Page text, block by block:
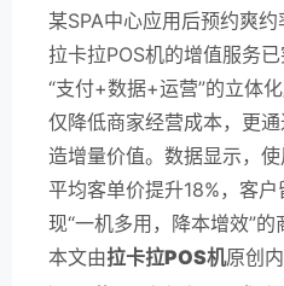
某SPA中心应用后预约爽约
拉卡拉POS机的增值服务
“支付+数据+运营”的立体
仅降低商家经营成本，更
造增量价值。数据显示，使
平均客单价提升18%，客
现“一机多用，降本增效”的
本文由拉卡拉POS机原创